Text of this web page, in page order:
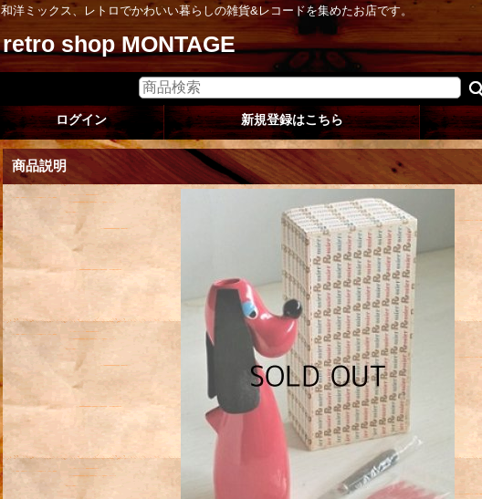
和洋ミックス、レトロでかわいい暮らしの雑貨&レコードを集めたお店です。
retro shop MONTAGE
ログイン 新規登録はこちら
商品説明